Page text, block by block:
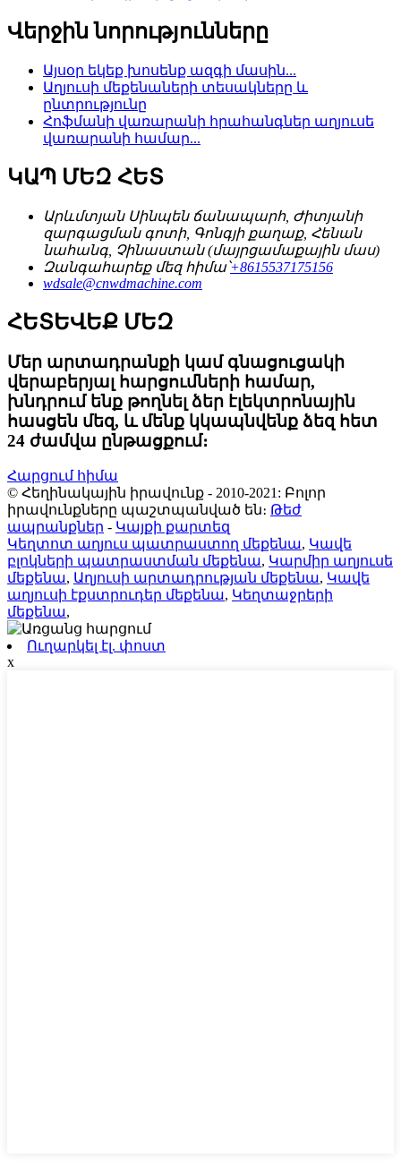
Վերջին նորությունները
Այսօր եկեք խոսենք ազգի մասին...
Աղյուսի մեքենաների տեսակները և
ընտրությունը
Հոֆմանի վառարանի հրահանգներ աղյուսե
վառարանի համար...
ԿԱՊ ՄԵԶ ՀԵՏ
Արևմտյան Սինպեն ճանապարհ, Ժիտյանի
զարգացման գոտի, Գոնգյի քաղաք, Հենան
նահանգ, Չինաստան (մայրցամաքային մաս)
Զանգահարեք մեզ հիմա՝+8615537175156
wdsale@cnwdmachine.com
ՀԵՏԵՎԵՔ ՄԵԶ
Մեր արտադրանքի կամ գնացուցակի
վերաբերյալ հարցումների համար,
խնդրում ենք թողնել ձեր էլեկտրոնային
հասցեն մեզ, և մենք կկապնվենք ձեզ հետ
24 ժամվա ընթացքում։
Հարցում հիմա
© Հեղինակային իրավունք - 2010-2021: Բոլոր
իրավունքները պաշտպանված են։ Թեժ
ապրանքներ - Կայքի քարտեզ
Կեղտոտ աղյուս պատրաստող մեքենա, Կավե
բլոկների պատրաստման մեքենա, Կարմիր աղյուսե
մեքենա, Աղյուսի արտադրության մեքենա, Կավե
աղյուսի էքստրուդեր մեքենա, Կեղտաջրերի
մեքենա,
Ուղարկել էլ. փոստ
x